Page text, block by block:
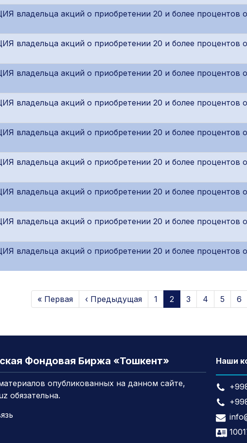
владельца акций о приобретении 20 и более процентов
владельца акций о приобретении 20 и более процентов
владельца акций о приобретении 20 и более процентов
владельца акций о приобретении 20 и более процентов
владельца акций о приобретении 20 и более процентов
владельца акций о приобретении 20 и более процентов
владельца акций о приобретении 20 и более процентов
владельца акций о приобретении 20 и более процентов
владельца акций о приобретении 20 и более процентов
« Первая ‹ Предыдущая 1 2 3 4 5 6
Фондовая Биржа «Тошкент»
опубликованных на данном сайте,
обязательна.
Наши